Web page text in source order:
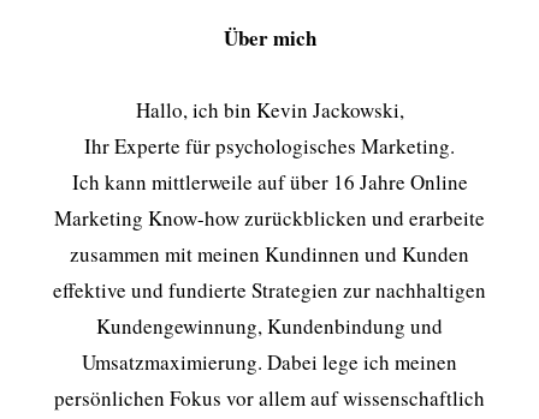
Über mich
Hallo, ich bin Kevin Jackowski,
Ihr Experte für psychologisches Marketing.
Ich kann mittlerweile auf über 16 Jahre Online
Marketing Know-how zurückblicken und erarbeite
zusammen mit meinen Kundinnen und Kunden
effektive und fundierte Strategien zur nachhaltigen
Kundengewinnung, Kundenbindung und
Umsatzmaximierung. Dabei lege ich meinen
persönlichen Fokus vor allem auf wissenschaftlich